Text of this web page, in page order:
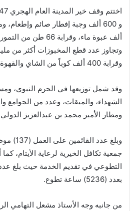
وقرابة 400 ألف كوباً من الشاي والقهوة السعودية.
وقد شمل توزيعها في الحرم النبوي،
الشهداء، والميقات، وعدد من الجوامع
ومطار الأمير محمد بن عبدالعزيز
وبلغ عدد
جمعية تكافل الخيرية لرعاية الأيتام،
بعدد (5236) ساعة تطوع.
من جانبه وجه الأستاذ مشعل التهامي